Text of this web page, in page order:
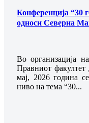
Конференција “30
односи Северна
Во организација
Правниот факултет
мај, 2026 година
ниво на тема “30...